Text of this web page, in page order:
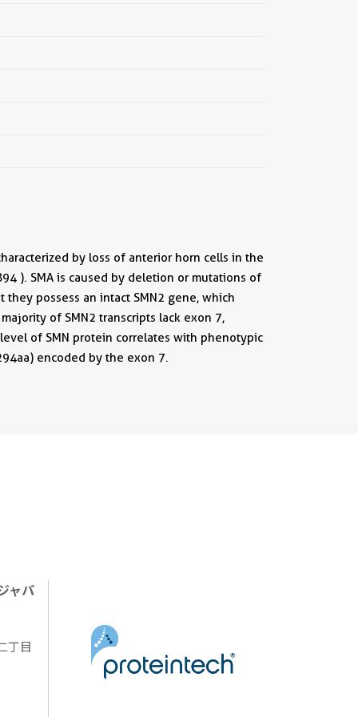
by loss of anterior horn cells in the
). SMA is caused by deletion or mutations of
possess an intact SMN2 gene, which
of SMN2 transcripts lack exon 7,
of SMN protein correlates with phenotypic
encoded by the exon 7.
ャパ
丁目